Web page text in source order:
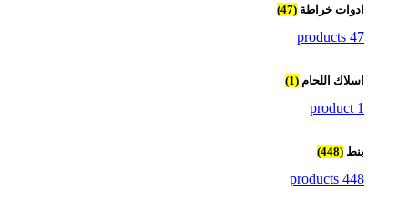
ادوات خراطة (47)
47 products
اسلاك اللحام (1)
1 product
بنط (448)
448 products